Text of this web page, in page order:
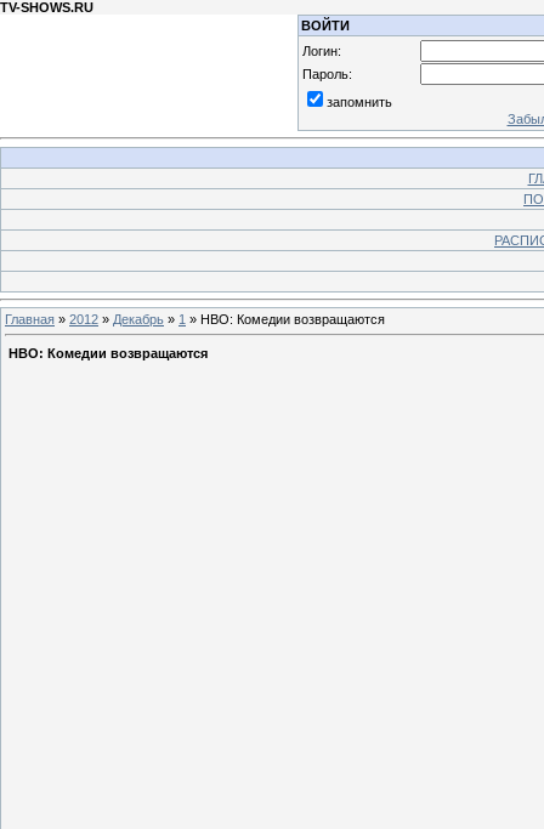
TV-SHOWS.RU
ВОЙТИ
Логин:
Пароль:
запомнить
Главная » 2012 » Декабрь » 1 » HBO: Комедии возвращаются
HBO: Комедии возвращаются